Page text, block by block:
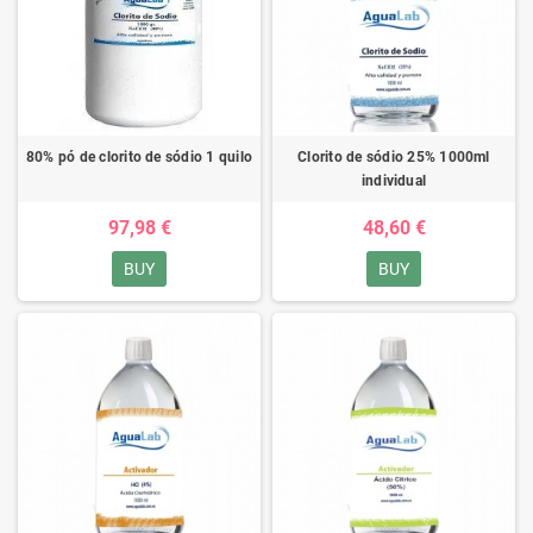
80% pó de clorito de sódio 1 quilo
97,98 €
BUY
Clorito de sódio 25% 1000ml
individual
48,60 €
BUY